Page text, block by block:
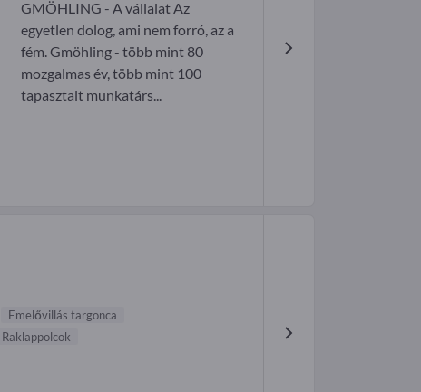
GMÖHLING - A vállalat Az
egyetlen dolog, ami nem forró, az a
fém. Gmöhling - több mint 80
mozgalmas év, több mint 100
tapasztalt munkatárs...
Emelővillás targonca
Raklappolcok